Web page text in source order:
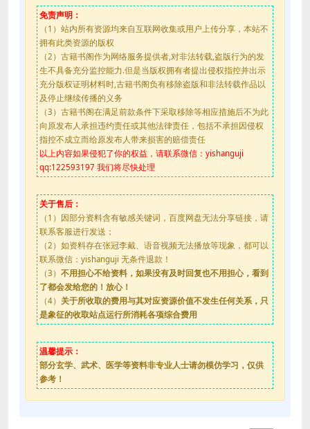
免责声明：
（1）站内所有资源均来自互联网收集或用户上传分享，本站不
拥有此类资源的版权
（2）古籍书阁作为网络服务提供者,对非法转载,盗版行为的发
生不具备充分监控能力.但是当版权拥有者提出侵权指控并出示
充分版权证明材料时,古籍书阁负有移除盗版和非法转载作品以
及停止继续传播的义务
（3）古籍书阁在满足前款条件下采取移除等相应措施后不为此
向原发布人承担违约责任或其他法律责任，包括不承担因侵权
指控不成立而给原发布人带来损害的赔偿责任
以上内容如果侵犯了你的权益，请联系微信：yishanguji
qq:122593197 我们将尽快处理
关于售后：
（1）因部分资料含有敏感关键词，百度网盘无法分享链接，请
联系客服进行发送；
（2）如资料存在张冠李戴、语音视频无法播放等现象，都可以
联系微信：yishanguji 无条件退款！
（3） 不用担心不给资料，如果没有及时回复也不用担心，看到
了都会发给您的！放心！
（4） 关于所收取的费用与其对应资源价值不发生任何关系，只
是象征的收取站点运行所消耗各项综合费用
温馨提示：
部分玄学、武术、医学等资料非专业人士请勿模仿学习，仅供
参考！